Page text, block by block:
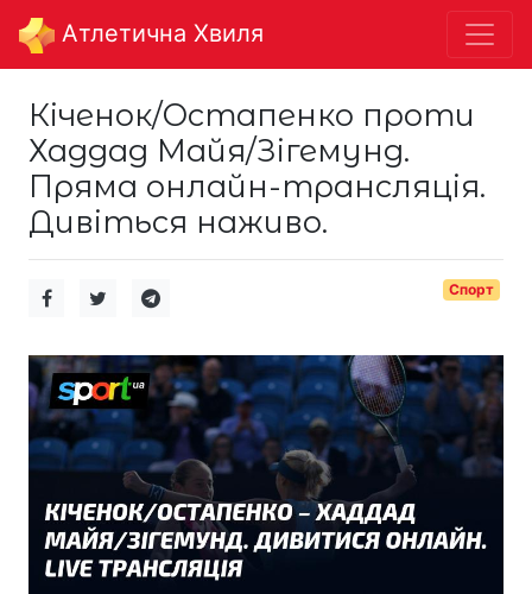
Aтлетична Хвиля
Кіченок/Остапенко проти
Хаддад Майя/Зігемунд.
Пряма онлайн-трансляція.
Дивіться наживо.
Спорт